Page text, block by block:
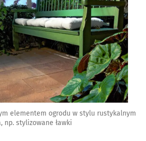
elementem ogrodu w stylu rustykalnym
np. stylizowane ławki